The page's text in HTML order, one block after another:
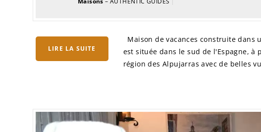
LIRE LA SUITE
Maison de vacances construite dans
est située dans le sud de l'Espagne, à
région des Alpujarras avec de belles